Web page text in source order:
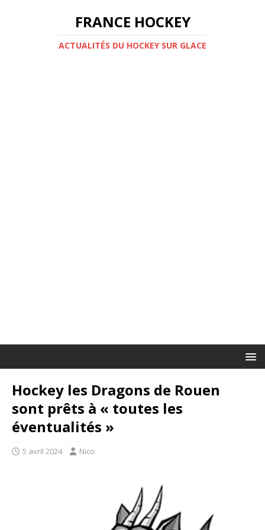
FRANCE HOCKEY
ACTUALITÉS DU HOCKEY SUR GLACE
Hockey les Dragons de Rouen
sont prêts à « toutes les
éventualités »
5 avril 2024 Nico